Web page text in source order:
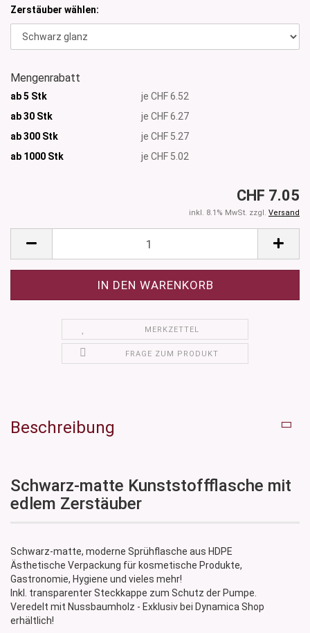
Zerstäuber wählen:
Mengenrabatt
ab 5 Stk
je CHF 6.52
ab 30 Stk
je CHF 6.27
ab 300 Stk
je CHF 5.27
ab 1000 Stk je CHF 5.02
CHF 7.05
inkl. 8.1% MwSt. zzgl. Versand
MERKZETTEL
FRAGE ZUM PRODUKT
Beschreibung
Schwarz-matte Kunststoffflasche mit
edlem Zerstäuber
Schwarz-matte, moderne Sprühflasche aus HDPE
Ästhetische Verpackung für kosmetische Produkte,
Gastronomie, Hygiene und vieles mehr!
Inkl. transparenter Steckkappe zum Schutz der Pumpe.
Veredelt mit Nussbaumholz - Exklusiv bei Dynamica Shop
erhältlich!